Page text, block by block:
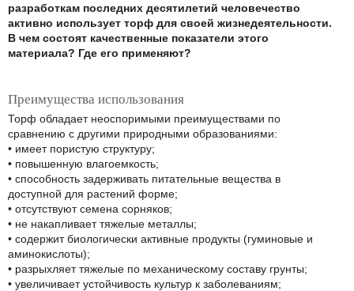
разработкам последних десятилетий человечество
активно использует торф для своей жизнедеятельности.
В чем состоят качественные показатели этого
материала? Где его применяют?
Преимущества использования
Торф обладает неоспоримыми преимуществами по
сравнению с другими природными образованиями:
• имеет пористую структуру;
• повышенную влагоемкость;
• способность задерживать питательные вещества в
доступной для растений форме;
• отсутствуют семена сорняков;
• не накапливает тяжелые металлы;
• содержит биологически активные продукты (гуминовые и
аминокислоты);
• разрыхляет тяжелые по механическому составу грунты;
• увеличивает устойчивость культур к заболеваниям;